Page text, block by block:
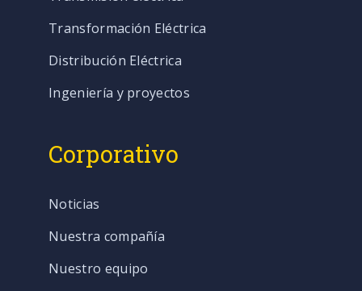
Transformación Eléctrica
Distribución Eléctrica
Ingeniería y proyectos
Corporativo
Noticias
Nuestra compañía
Nuestro equipo